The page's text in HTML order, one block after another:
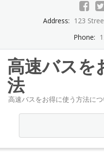
Address: 123
Phone:
高速バスを
法
高速バスをお得に使う方法に